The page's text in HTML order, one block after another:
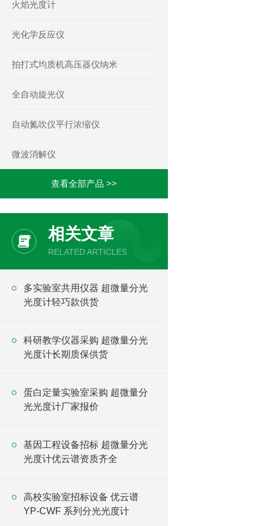
火焰光度计
光化学反应仪
拍打式均质机高压器仪纳米
全自动旋光仪
自动氮吹仪平行浓缩仪
微波消解仪
查看全部产品 >>
相关文章
RELATED ARTICLES
多实验室共用仪器 超微量分光
光度计轻巧款供货
科研教学仪器采购 超微量分光
光度计长期质保供货
蛋白定量实验室采购 超微量分
光光度计厂家报价
基因工程设备招标 超微量分光
光度计优云谱资质齐全
高校实验室招标设备 优云谱
YP-CWF 系列分光光度计